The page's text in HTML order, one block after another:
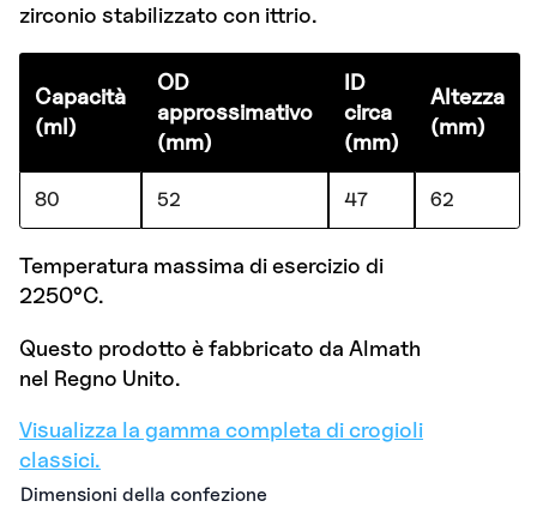
zirconio stabilizzato con ittrio.
Capacità
(ml)
OD
approssimativo
(mm)
ID
circa
(mm)
Altezza
(mm)
80 52 47 62
Temperatura massima di esercizio di
2250°C.
Questo prodotto è fabbricato da Almath
nel Regno Unito.
Visualizza la gamma completa di crogioli
classici.
Dimensioni della confezione